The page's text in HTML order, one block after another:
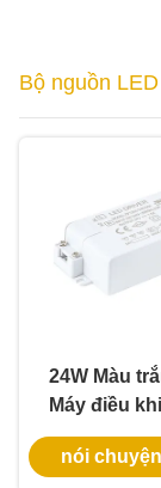
Bộ nguồn
24W Màu
Máy điều
nhựa với
tục cho
nói